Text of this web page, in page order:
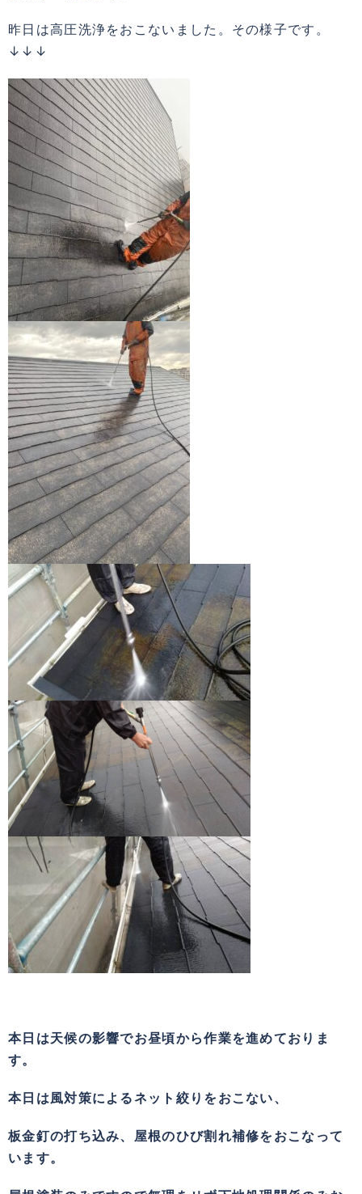
昨日は高圧洗浄をおこないました。その様子です。
↓↓↓
本日は天候の影響でお昼頃から作業を進めておりま
す。
本日は風対策によるネット絞りをおこない、
板金釘の打ち込み、屋根のひび割れ補修をおこなって
います。